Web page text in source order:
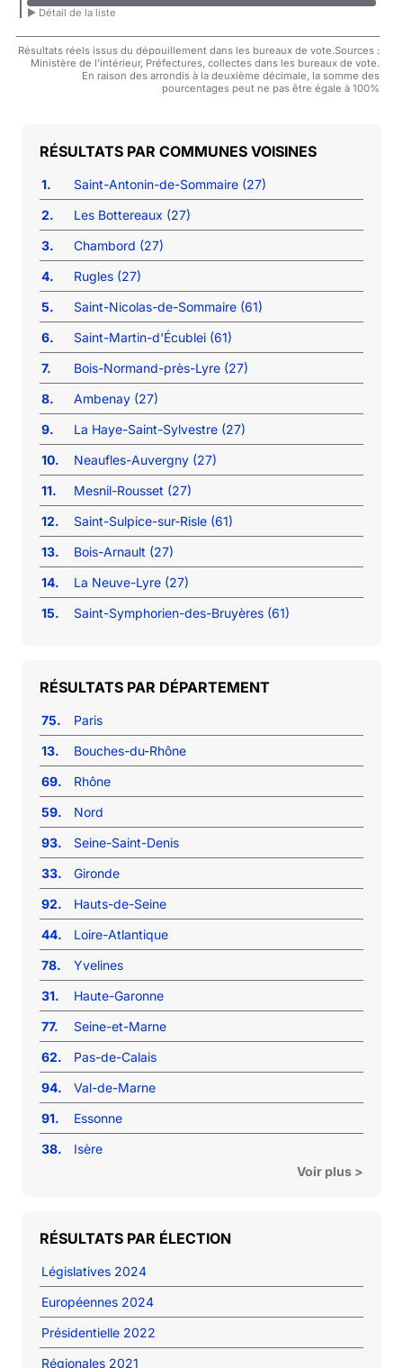
► Détail de la liste
Résultats réels issus du dépouillement dans les bureaux de vote.Sources :
Ministère de l'intérieur, Préfectures, collectes dans les bureaux de vote.
En raison des arrondis à la deuxième décimale, la somme des
pourcentages peut ne pas être égale à 100%
COMMUNES VOISINES
1.
Saint-Antonin-de-Sommaire (27)
2.
Les Bottereaux (27)
3.
Chambord (27)
4.
Rugles (27)
5.
Saint-Nicolas-de-Sommaire (61)
6.
Saint-Martin-d'Écublei (61)
7.
Bois-Normand-près-Lyre (27)
8.
Ambenay (27)
9.
La Haye-Saint-Sylvestre (27)
10.
Neaufles-Auvergny (27)
11.
Mesnil-Rousset (27)
12.
Saint-Sulpice-sur-Risle (61)
13.
Bois-Arnault (27)
14.
La Neuve-Lyre (27)
15.
Saint-Symphorien-des-Bruyères (61)
RÉSULTATS PAR DÉPARTEMENT
75.
Paris
13.
Bouches-du-Rhône
69.
Rhône
59.
Nord
93.
Seine-Saint-Denis
33.
Gironde
92.
Hauts-de-Seine
44.
Loire-Atlantique
78.
Yvelines
31.
Haute-Garonne
77.
Seine-et-Marne
62.
Pas-de-Calais
94.
Val-de-Marne
91.
Essonne
38.
Isère
Voir plus >
RÉSULTATS PAR ÉLECTION
Législatives 2024
Européennes 2024
Présidentielle 2022
Régionales 2021